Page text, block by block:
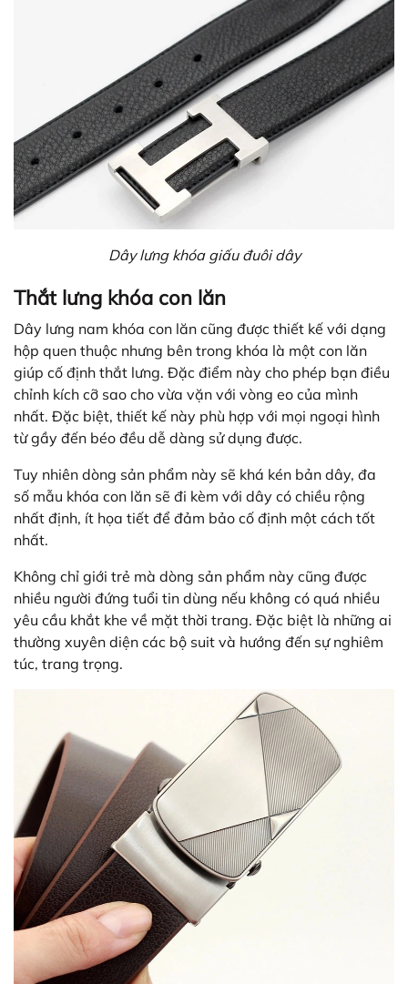
Dây lưng khóa giấu đuôi dây
Thắt lưng khóa con lăn
Dây lưng nam khóa con lăn cũng được thiết kế với dạng
hộp quen thuộc nhưng bên trong khóa là một con lăn
giúp cố định thắt lưng. Đặc điểm này cho phép bạn điều
chỉnh kích cỡ sao cho vừa vặn với vòng eo của mình
nhất. Đặc biệt, thiết kế này phù hợp với mọi ngoại hình
từ gầy đến béo đều dễ dàng sử dụng được.
Tuy nhiên dòng sản phẩm này sẽ khá kén bản dây, đa
số mẫu khóa con lăn sẽ đi kèm với dây có chiều rộng
nhất định, ít họa tiết để đảm bảo cố định một cách tốt
nhất.
Không chỉ giới trẻ mà dòng sản phẩm này cũng được
nhiều người đứng tuổi tin dùng nếu không có quá nhiều
yêu cầu khắt khe về mặt thời trang. Đặc biệt là những ai
thường xuyên diện các bộ suit và hướng đến sự nghiêm
túc, trang trọng.